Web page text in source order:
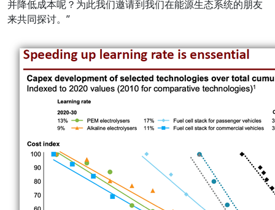
并降低成本呢？为此我们邀请到我们在能源生态系统的朋友
来共同探讨。”